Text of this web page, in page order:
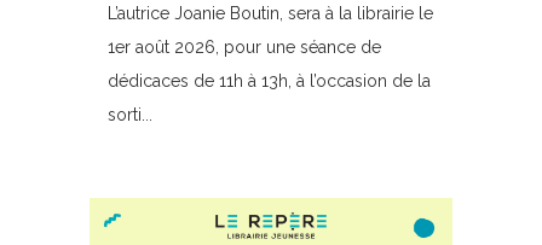
L’autrice Joanie Boutin, sera à la librairie le
1er août 2026, pour une séance de
dédicaces de 11h à 13h, à l’occasion de la
sorti...